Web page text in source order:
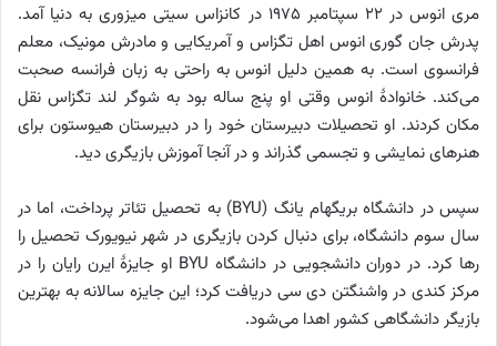
مری انوس در ۲۲ سپتامبر ۱۹۷۵ در کانزاس سیتی میزوری به دنیا آمد.
پدرش جان گوری انوس اهل تگزاس و آمریکایی و مادرش مونیک، معلم
فرانسوی است. به همین دلیل انوس به راحتی به زبان فرانسه صحبت
می‌کند. خانوادهٔ انوس وقتی او پنج ساله بود به شوگر لند تگزاس نقل
مکان کردند. او تحصیلات دبیرستان خود را در دبیرستان هیوستون برای
هنرهای نمایشی و تجسمی گذراند و در آنجا آموزش بازیگری دید.
سپس در دانشگاه بریگهام یانگ (BYU) به تحصیل تئاتر پرداخت، اما در
سال سوم دانشگاه، برای دنبال کردن بازیگری در شهر نیویورک تحصیل را
رها کرد. در دوران دانشجویی در دانشگاه BYU او جایزهٔ ایرن رایان را در
مرکز کندی در واشنگتن دی سی دریافت کرد؛ این جایزه سالانه به بهترین
بازیگر دانشگاهی کشور اهدا می‌شود.